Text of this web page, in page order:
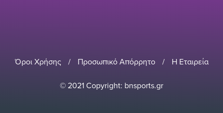
Όροι Χρήσης / Προσωπικό Απόρρητο / Η Εταιρεία
© 2021 Copyright: bnsports.gr